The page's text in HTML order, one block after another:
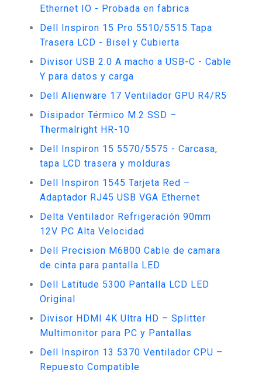
Ethernet IO - Probada en fabrica
Dell Inspiron 15 Pro 5510/5515 Tapa
Trasera LCD - Bisel y Cubierta
Divisor USB 2.0 A macho a USB-C - Cable
Y para datos y carga
Dell Alienware 17 Ventilador GPU R4/R5
Disipador Térmico M.2 SSD –
Thermalright HR-10
Dell Inspiron 15 5570/5575 - Carcasa,
tapa LCD trasera y molduras
Dell Inspiron 1545 Tarjeta Red –
Adaptador RJ45 USB VGA Ethernet
Delta Ventilador Refrigeración 90mm
12V PC Alta Velocidad
Dell Precision M6800 Cable de camara
de cinta para pantalla LED
Dell Latitude 5300 Pantalla LCD LED
Original
Divisor HDMI 4K Ultra HD – Splitter
Multimonitor para PC y Pantallas
Dell Inspiron 13 5370 Ventilador CPU –
Repuesto Compatible